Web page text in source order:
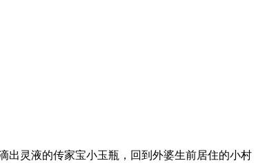
出灵液的传家宝小玉瓶，回到外婆生前居住的小村